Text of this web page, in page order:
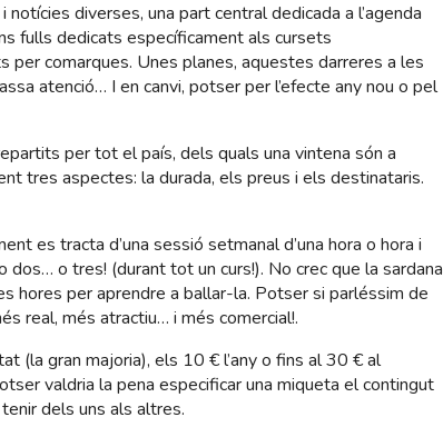
diverses, una part central dedicada a l’agenda
fulls dedicats específicament als cursets
per comarques. Unes planes, aquestes darreres a les
atenció… I en canvi, potser per l’efecte any nou o pel
per tot el país, dels quals una vintena són a
tres aspectes: la durada, els preus i els destinataris.
es tracta d’una sessió setmanal d’una hora o hora i
o tres! (durant tot un curs!). No crec que la sardana
hores per aprendre a ballar-la. Potser si parléssim de
real, més atractiu… i més comercial!.
(la gran majoria), els 10 € l’any o fins al 30 € al
valdria la pena especificar una miqueta el contingut
dels uns als altres.